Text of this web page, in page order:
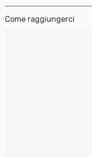
Come raggiungerci